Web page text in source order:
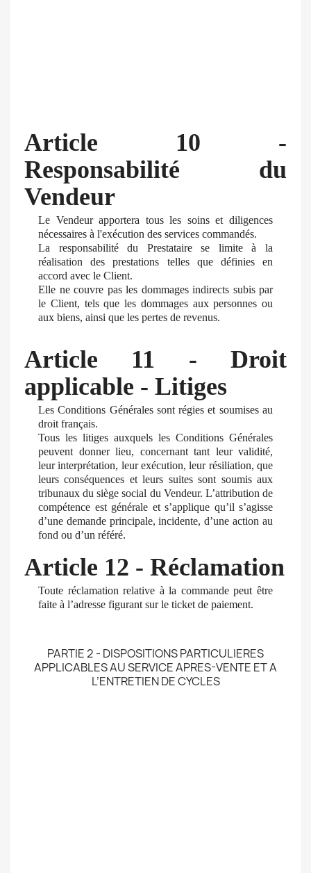
Article 10 -
Responsabilité du
Vendeur
Le Vendeur apportera tous les soins et diligences
nécessaires à l'exécution des services commandés.
La responsabilité du Prestataire se limite à la
réalisation des prestations telles que définies en
accord avec le Client.
Elle ne couvre pas les dommages indirects subis par
le Client, tels que les dommages aux personnes ou
aux biens, ainsi que les pertes de revenus.
Article 11 - Droit
applicable - Litiges
Les Conditions Générales sont régies et soumises au
droit français.
Tous les litiges auxquels les Conditions Générales
peuvent donner lieu, concernant tant leur validité,
leur interprétation, leur exécution, leur résiliation, que
leurs conséquences et leurs suites sont soumis aux
tribunaux du siège social du Vendeur. L’attribution de
compétence est générale et s’applique qu’il s’agisse
d’une demande principale, incidente, d’une action au
fond ou d’un référé.
Article 12 - Réclamation
Toute réclamation relative à la commande peut être
faite à l’adresse figurant sur le ticket de paiement.
PARTIE 2 - DISPOSITIONS PARTICULIERES
APPLICABLES AU SERVICE APRES-VENTE ET A
L’ENTRETIEN DE CYCLES